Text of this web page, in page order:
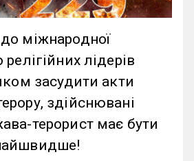
міжнародної
лідерів
засудити акти
здійснювані
терорист має бути